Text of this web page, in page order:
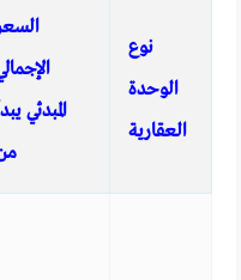
نوع
الوحدة
العقارية
المبدئي